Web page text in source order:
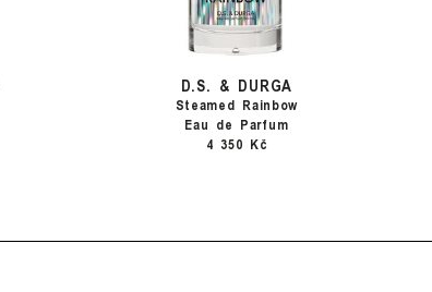
D.S. & DURGA
Steamed Rainbow
Eau de Parfum
4 350 Kč